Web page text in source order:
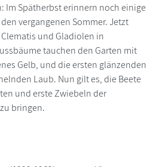
Im Spätherbst erinnern noch einige
vergangenen Sommer. Jetzt
und Gladiolen in
tauchen den Garten mit
Gelb, und die ersten glänzenden
Laub. Nun gilt es, die Beete
und erste Zwiebeln der
bringen.